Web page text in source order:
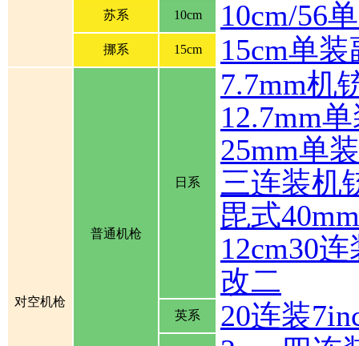
苏系 10cm 10cm/56
挪系 15cm 15cm单
对空机枪
普通机枪
日系
7.7mm机
12.7mm
25mm单
三连装机
毘式
12cm30
改二
英系 20连装